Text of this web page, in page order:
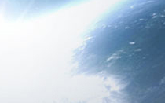
严格遵守我们所服务的承诺，并按照规
服务必须是切实的，而不止于一句响亮